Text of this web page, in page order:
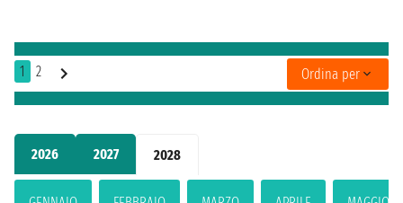
2026 2027 2028
1 2 Ordina per